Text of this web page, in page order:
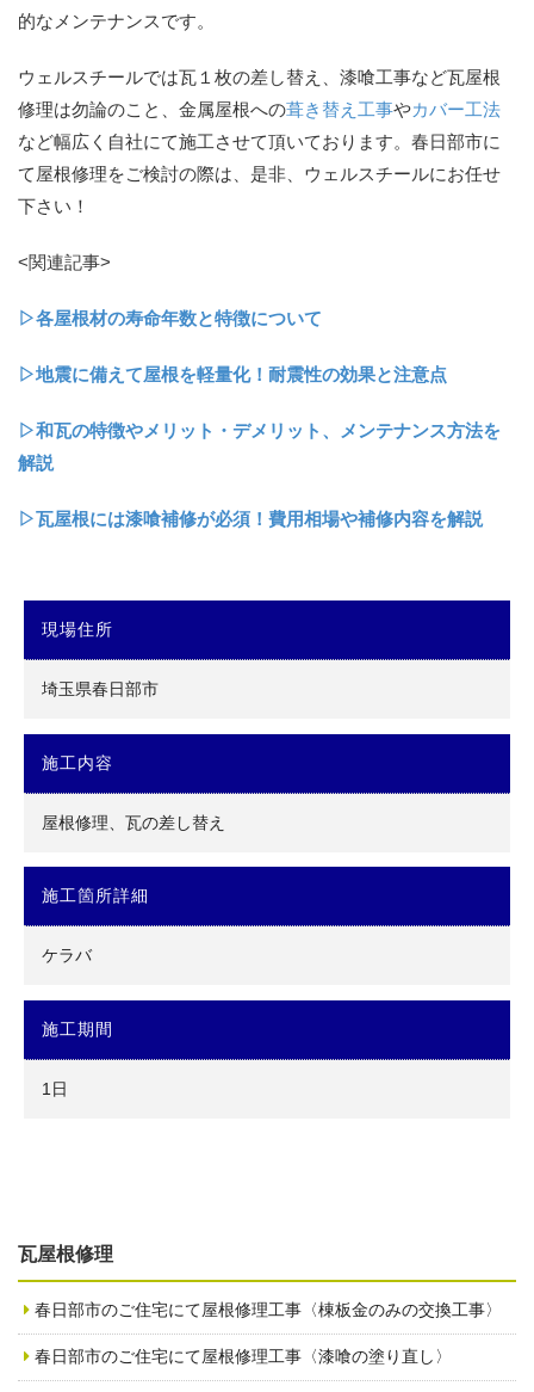
的なメンテナンスです。
ウェルスチールでは瓦１枚の差し替え、漆喰工事など瓦屋根
修理は勿論のこと、金属屋根への葺き替え工事やカバー工法
など幅広く自社にて施工させて頂いております。春日部市に
て屋根修理をご検討の際は、是非、ウェルスチールにお任せ
下さい！
<関連記事>
▷各屋根材の寿命年数と特徴について
▷地震に備えて屋根を軽量化！耐震性の効果と注意点
▷和瓦の特徴やメリット・デメリット、メンテナンス方法を
解説
▷瓦屋根には漆喰補修が必須！費用相場や補修内容を解説
現場住所
埼玉県春日部市
施工内容
屋根修理、瓦の差し替え
施工箇所詳細
ケラバ
施工期間
1日
瓦屋根修理
春日部市のご住宅にて屋根修理工事〈棟板金のみの交換工事〉
春日部市のご住宅にて屋根修理工事〈漆喰の塗り直し〉